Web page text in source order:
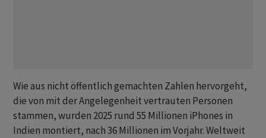
Wie aus nicht öffentlich gemachten Zahlen hervorgeht,
die von mit der Angelegenheit vertrauten Personen
stammen, wurden 2025 rund 55 Millionen iPhones in
Indien montiert, nach 36 Millionen im Vorjahr. Weltweit